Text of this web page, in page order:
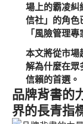
場上的霸凌糾
信社」的角色
「風險管理專
本文將從市場
解為什麼在眾
信賴的首選。
品牌背書的
界的長青指